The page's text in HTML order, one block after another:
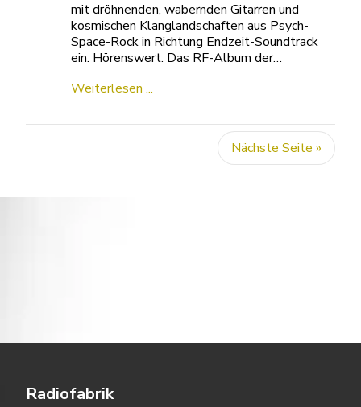
mit dröhnenden, wabernden Gitarren und
kosmischen Klanglandschaften aus Psych-
Space-Rock in Richtung Endzeit-Soundtrack
ein. Hörenswert. Das RF-Album der…
Weiterlesen ...
Nächste Seite »
Radiofabrik